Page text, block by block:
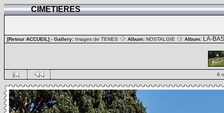
CIMETIERES
[Retour ACCUEIL] - Gallery: Images de TENES Album: NOSTALGIE Album: LA-BAS
6